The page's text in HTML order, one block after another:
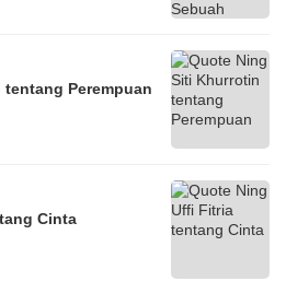
Perempuan
Cinta